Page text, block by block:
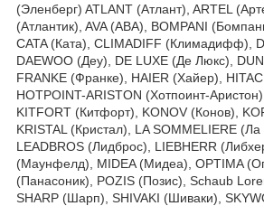
(Эленберг) ATLANT (Атлант), ARTEL
(Атлантик), AVA (АВА), BOMPANI
CATA (Ката), CLIMADIFF (Климадифф),
DAEWOO (Деу), DE LUXE (Де Люкс),
FRANKE (Франке), HAIER (Хайер),
HOTPOINT-ARISTON (Хотпоинт-
KITFORT (Китфорт), KONOV (Конов),
KRISTAL (Кристал), LA SOMMELIERE
LEADBROS (Лидброс), LIEBHERR
(Маунфелд), MIDEA (Мидеа), OPTIMA
(Панасоник), POZIS (Позис), Schaub
SHARP (Шарп), SHIVAKI (Шиваки),